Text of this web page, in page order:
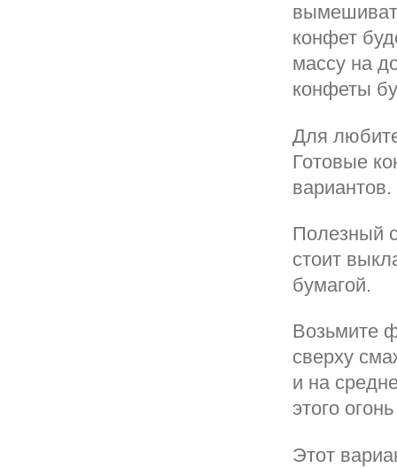
конфет
массу на
конфеты
Для
Готовые
вариантов.
Полезный
стоит
бумагой.
Возьмите
сверху
и на
этого
Этот